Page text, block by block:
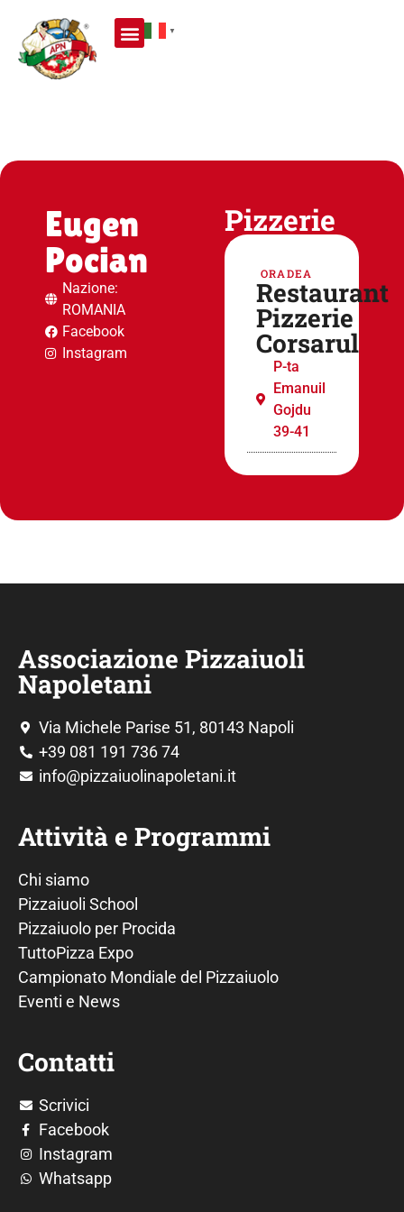
▼
Eugen
Pocian
Nazione:
ROMANIA
Facebook
Instagram
Pizzerie
ORADEA
Restaurant
Pizzerie
Corsarul
P-ta
Emanuil
Gojdu
39-41
Associazione Pizzaiuoli
Napoletani
Via Michele Parise 51, 80143 Napoli
+39 081 191 736 74
info@pizzaiuolinapoletani.it
Attività e Programmi
Chi siamo
Pizzaiuoli School
Pizzaiuolo per Procida
TuttoPizza Expo
Campionato Mondiale del Pizzaiuolo
Eventi e News
Contatti
Scrivici
Facebook
Instagram
Whatsapp